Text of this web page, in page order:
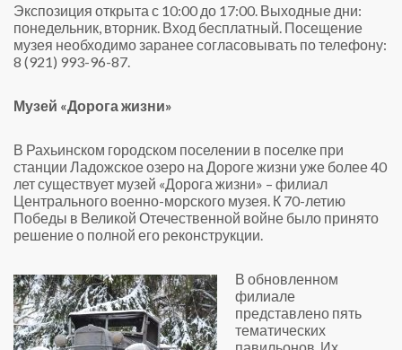
Экспозиция открыта с 10:00 до 17:00. Выходные дни:
понедельник, вторник. Вход бесплатный. Посещение
музея необходимо заранее согласовывать по телефону:
8 (921) 993-96-87.
Музей «Дорога жизни»
В Рахьинском городском поселении в поселке при
станции Ладожское озеро на Дороге жизни уже более 40
лет существует музей «Дорога жизни» – филиал
Центрального военно-морского музея. К 70-летию
Победы в Великой Отечественной войне было принято
решение о полной его реконструкции.
В обновленном
филиале
представлено пять
тематических